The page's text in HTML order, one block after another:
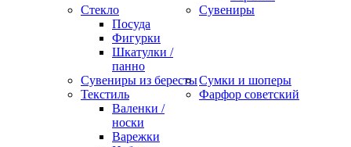
Стекло
Посуда
Фигурки
Шкатулки /
панно
Сувениры
Сувениры из берестыСумки и шоперы
Текстиль
Валенки /
носки
Варежки
Фарфор советский